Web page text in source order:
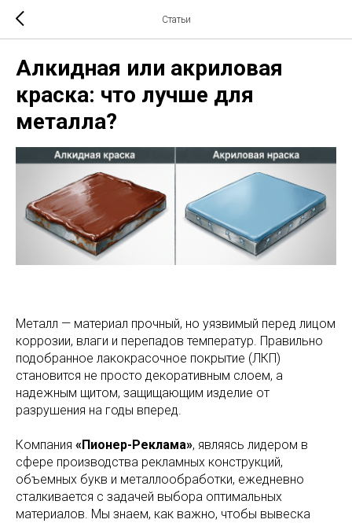
Статьи
Алкидная или акриловая
краска: что лучше для
металла?
Металл — материал прочный, но уязвимый перед лицом
коррозии, влаги и перепадов температур. Правильно
подобранное лакокрасочное покрытие (ЛКП)
становится не просто декоративным слоем, а
надежным щитом, защищающим изделие от
разрушения на годы вперед.
Компания «Пионер-Реклама», являясь лидером в
сфере производства рекламных конструкций,
объемных букв и металлообработки, ежедневно
сталкивается с задачей выбора оптимальных
материалов. Мы знаем, как важно, чтобы вывеска